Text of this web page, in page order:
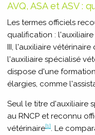
AVQ, ASA et ASV :
Les termes officiels
qualification :
III, l'auxiliaire
l'auxiliaire spécialisé
dispose d'une
élargies, comme
Seul le titre d'auxiliaire
au RNCP et reconnu
vétérinaire[1]. Le